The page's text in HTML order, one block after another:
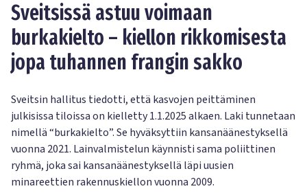
Sveitsissä astuu voimaan
burkakielto – kiellon rikkomisesta
jopa tuhannen frangin sakko
Sveitsin hallitus tiedotti, että kasvojen peittäminen
julkisissa tiloissa on kielletty 1.1.2025 alkaen. Laki tunnetaan
nimellä “burkakielto”. Se hyväksyttiin kansanäänestyksellä
vuonna 2021. Lainvalmistelun käynnisti sama poliittinen
ryhmä, joka sai kansanäänestyksellä läpi uusien
minareettien rakennuskiellon vuonna 2009.